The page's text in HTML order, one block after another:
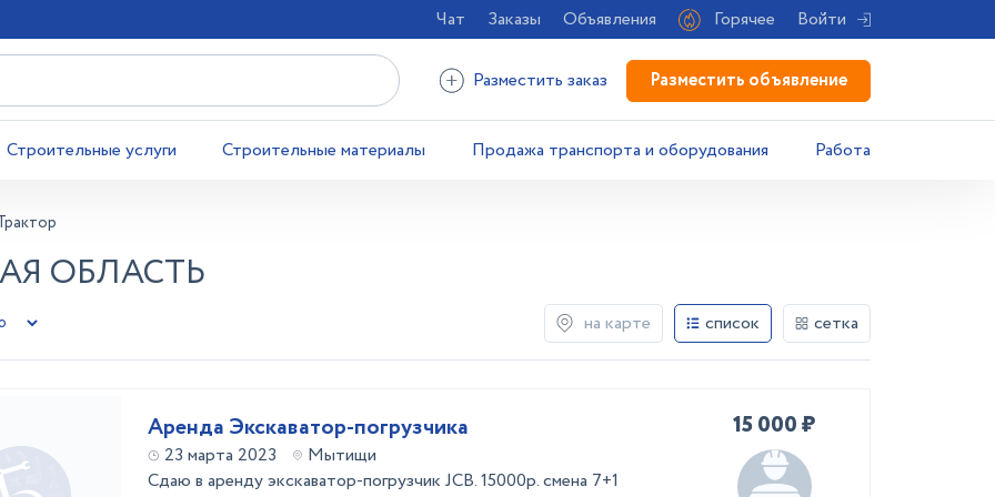
Чат Заказы Объявления Горячее Войти
Разместить заказ Разместить объявление
Строительные услуги Строительные материалы Продажа транспорта и оборудования Работа
ОБЛАСТЬ
на карте список сетка
Аренда Экскаватор-погрузчика
23 марта 2023
Мытищи
Сдаю в аренду экскаватор-погрузчик JCB. 15000р. смена 7+1
15 000 ₽